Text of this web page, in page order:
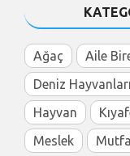
Ağaç Aile
Deniz Hayvanları
Hayvan
Meslek